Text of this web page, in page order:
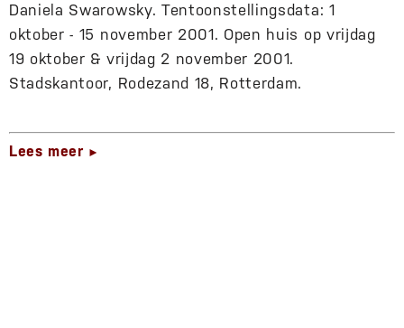
Daniela Swarowsky. Tentoonstellingsdata: 1
oktober - 15 november 2001. Open huis op vrijdag
19 oktober & vrijdag 2 november 2001.
Stadskantoor, Rodezand 18, Rotterdam.
Lees meer ►